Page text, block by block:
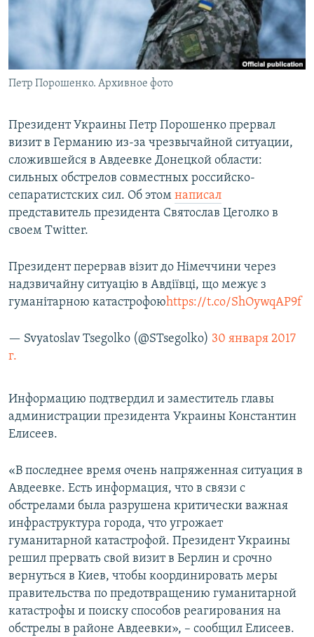
ПОБЕДИТЕЛЕЙ НЕ СУДЯТ?
КРЫМ.НЕПОКОРЕННЫЙ
УКРАИНСКАЯ ПРОБЛЕМА КРЫМА
Петр Порошенко. Архивное фото
Президент Украины Петр Порошенко прервал
визит в Германию из-за чрезвычайной ситуации,
сложившейся в Авдеевке Донецкой области:
сильных обстрелов совместных российско-
сепаратистских сил. Об этом написал
представитель президента Святослав Цеголко в
своем Twitter.
Президент перервав візит до Німеччини через
надзвичайну ситуацію в Авдіївці, що межує з
гуманітарною катастрофоюhttps://t.co/ShOywqAP9f
— Svyatoslav Tsegolko (@STsegolko) 30 января 2017
г.
Информацию подтвердил и заместитель главы
администрации президента Украины Константин
Елисеев.
«В последнее время очень напряженная ситуация в
Авдеевке. Есть информация, что в связи с
обстрелами была разрушена критически важная
инфраструктура города, что угрожает
гуманитарной катастрофой. Президент Украины
решил прервать свой визит в Берлин и срочно
вернуться в Киев, чтобы координировать меры
правительства по предотвращению гуманитарной
катастрофы и поиску способов реагирования на
обстрелы в районе Авдеевки», – сообщил Елисеев.